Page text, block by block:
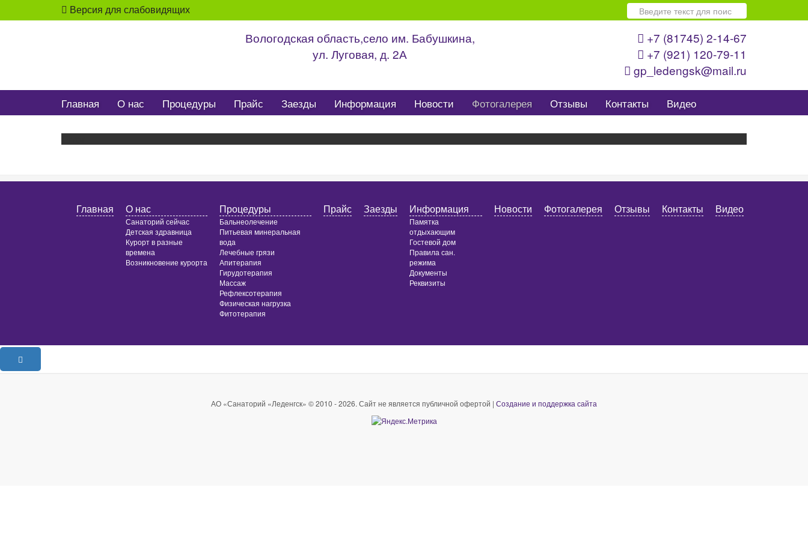
Версия для слабовидящих Искать...
Вологодская область,село им. Бабушкина,
ул. Луговая, д. 2А
+7 (81745) 2-14-67
+7 (921) 120-79-11
gp_ledengsk@mail.ru
Главная О нас Процедуры Прайс Заезды Информация Новости Фотогалерея Отзывы Контакты Видео
Error
Главная О нас
Санаторий сейчас
Детская здравница
Курорт в разные
времена
Возникновение курорта
Процедуры
Бальнеолечение
Питьевая минеральная
вода
Лечебные грязи
Апитерапия
Гирудотерапия
Массаж
Рефлексотерапия
Физическая нагрузка
Фитотерапия
Прайс Заезды Информация
Памятка
отдыхающим
Гостевой дом
Правила сан.
режима
Документы
Реквизиты
Новости Фотогалерея Отзывы Контакты Видео
АО «Санаторий «Леденгск» © 2010 - 2026. Сайт не является публичной офертой | Создание и поддержка сайта